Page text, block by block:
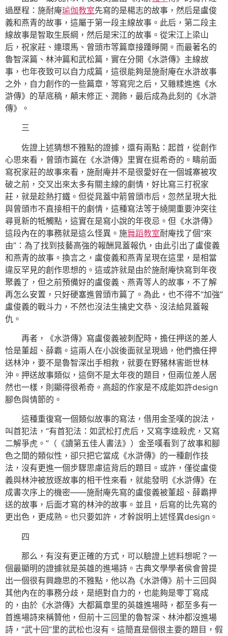
過歷程：施耐庵瑜伽教室先寫的是楊志的故事，然后是盧俊
義和燕青的故事，這屬于第一段主線故事。此后，第二段主
線故事是智取生辰綱，然后是宋江的故事。從宋江上梁山
后，祝家莊、連環馬、曾頭市等篇章接踵睜開。而最著名的
魯智深篇、林沖篇和武松篇，實在分開《水滸傳》主線故
事，也年夜致可以自力成篇，這很能夠是施耐庵在水滸故事
之外，自力創作的一些篇章，等寫完之后，又雜糅進進《水
滸傳》的草底稿，顛末修正、潤飾，最后成為此刻的《水滸
傳》。
三
佐證上述猜想不雅點的證據，還有兩點：起首，從創作
心思來看，曾頭市篇在《水滸傳》里實在挺希奇的。疇前面
寫祝家莊的故事來看，施耐庵并不是很愛好在一個城寨被攻
破之前，交叉出來太多有關主線的劇情，好比寫三打祝家
莊，就是趁熱打鐵。但從晁蓋中箭曾頭市后，忽然呈現大批
與曾頭市不直接相干的劇情，這種寫法等于繞開重要沖突往
尋覓新的牴觸點，這實在是寫小說的年夜忌。但《水滸傳》
這段內在的事務就是這么怪異。施舞蹈教室耐庵找了個“來
由”：為了找到技藝高強的報酬晁蓋報仇，由此引出了盧俊義
和燕青的故事。換言之，盧俊義和燕青呈現在這里，是相當
違反罕見的創作思想的。這或許就是由於施耐庵快寫到年夜
聚義了，但之前預備好的盧俊義、燕青等人的故事，不了解
再怎么安置，只好硬塞進曾頭市篇了。為此，也不得不“加強”
盧俊義的戰斗力，不然也沒法生擒史文恭、沒法給晁蓋報
仇。
再者，《水滸傳》寫盧俊義被刺配時，擔任押送的差人
恰是董超、薛霸。這兩人在小說後面就呈現過，他們擔任押
送林沖，要不是魯智深出手相救，就要在野豬林害逝世林
沖。押送故事類似，這倒不是太年夜的題目，但兩位差人居
然也一樣，則顯得很希奇。高超的作家是不成能如許design
腳色與情節的。
這種重復寫一個類似故事的寫法，借用金圣嘆的說法，
叫首犯法，“有首犯法：如武松打虎后，又寫李逵殺虎，又寫
二解爭虎。”（《讀第五佳人書法》）金圣嘆看到了故事和腳
色之間的類似性，卻只把它當成《水滸傳》的一種創作技
法，沒有更進一個步驟思慮這背后的題目。或許，僅從盧俊
義與林沖被放逐故事的相干性來看，就能發明《水滸傳》在
成書次序上的機密——施耐庵先寫的盧俊義被董超、薛霸押
送的故事，后面才寫的林沖的故事。並且，后寫的比先寫的
更出色，更成熟。也只要如許，才幹說明上述怪異design。
四
那么，有沒有更正確的方式，可以驗證上述料想呢？一
個最顯明的證據就是英雄的進場詩。古典文學學者侯會曾提
出一個很有興趣思的不雅點，他以為《水滸傳》前十三回與
其他內在的事務分歧，是絕對自力的，也能夠是零丁寫成
的，由於《水滸傳》大都篇章里的英雄進場時，都至多有一
首進場詩來稱贊他，但前十三回里的魯智深、林沖都沒進場
詩，“武十回”里的武松也沒有。這簡直是個很主要的題目，假